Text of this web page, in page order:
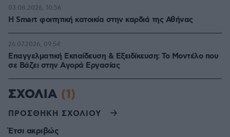
Η Smart φοιτητική κατοικία στην καρδιά της Αθήνας
03.08.2026, 10:56
Επαγγελματική Εκπαίδευση & Εξειδίκευση: Το Mοντέλο που
σε Bάζει στην Aγορά Eργασίας
26.07.2026, 09:54
ΣΧΟΛΙΑ (1)
ΠΡΟΣΘΗΚΗ ΣΧΟΛΙΟΥ
Έτσι ακριβώς